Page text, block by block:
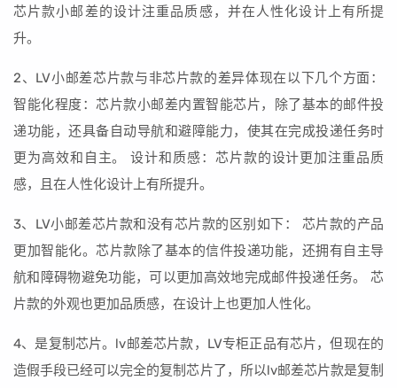
芯片款小邮差的设计注重品质感，并在人性化设计上有所提
升。
2、LV小邮差芯片款与非芯片款的差异体现在以下几个方面：
智能化程度：芯片款小邮差内置智能芯片，除了基本的邮件投
递功能，还具备自动导航和避障能力，使其在完成投递任务时
更为高效和自主。 设计和质感：芯片款的设计更加注重品质
感，且在人性化设计上有所提升。
3、LV小邮差芯片款和没有芯片款的区别如下： 芯片款的产品
更加智能化。芯片款除了基本的信件投递功能，还拥有自主导
航和障碍物避免功能，可以更加高效地完成邮件投递任务。 芯
片款的外观也更加品质感，在设计上也更加人性化。
4、是复制芯片。lv邮差芯片款，LV专柜正品有芯片，但现在的
造假手段已经可以完全的复制芯片了，所以lv邮差芯片款是复制